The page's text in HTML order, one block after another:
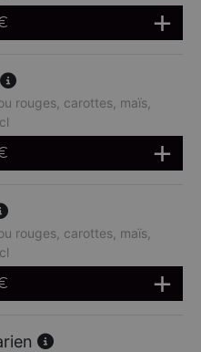
rouges, carottes, maïs,
rouges, carottes, maïs,